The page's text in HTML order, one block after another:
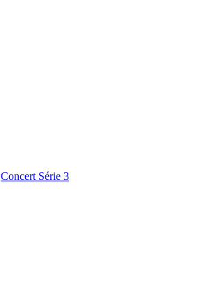
Concert Série 3